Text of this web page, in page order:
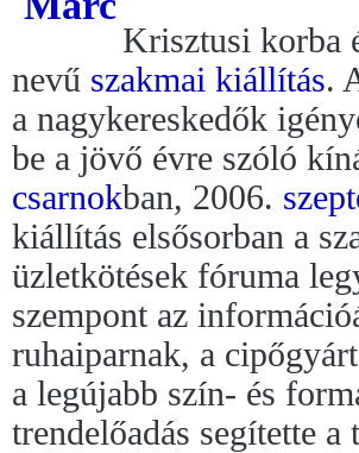
Krisztusi korba
nevű szakmai kiállítás.
a nagykereskedők
be a jövő évre szóló
csarnokban, 2006.
kiállítás elsősorban a
üzletkötések fóruma
szempont az
ruhaiparnak, a
a legújabb szín- és
trendelőadás segítette a